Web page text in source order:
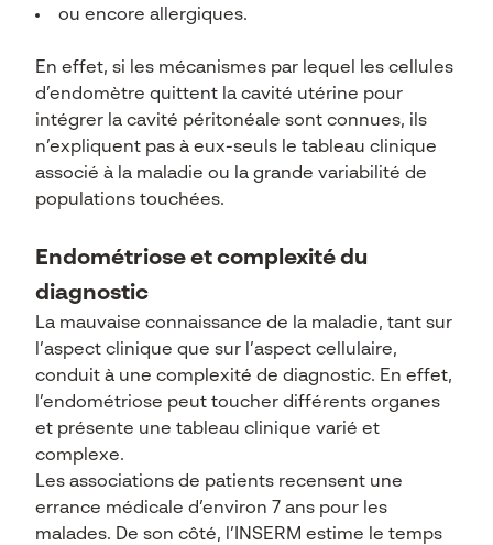
ou encore allergiques.
En effet, si les mécanismes par lequel les cellules
d’endomètre quittent la cavité utérine pour
intégrer la cavité péritonéale sont connues, ils
n’expliquent pas à eux-seuls le tableau clinique
associé à la maladie ou la grande variabilité de
populations touchées.
Endométriose et complexité du
diagnostic
La mauvaise connaissance de la maladie, tant sur
l’aspect clinique que sur l’aspect cellulaire,
conduit à une complexité de diagnostic. En effet,
l’endométriose peut toucher différents organes
et présente une tableau clinique varié et
complexe.
Les associations de patients recensent une
errance médicale d’environ 7 ans pour les
malades. De son côté, l’INSERM estime le temps